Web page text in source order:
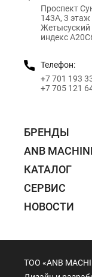
Проспект
143А, 3 этаж
Жетысуский
индекс
Телефон:
+7 701 193
+7 705 121
БРЕНДЫ
ANB
КАТАЛОГ
СЕРВИС
НОВОСТИ
ТОО «ANB